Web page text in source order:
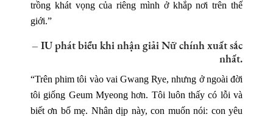
trồng khát vọng của riêng mình ở khắp nơi trên thế
giới.”
– IU phát biểu khi nhận giải Nữ chính xuất sắc
nhất.
“Trên phim tôi vào vai Gwang Rye, nhưng ở ngoài đời
tôi giống Geum Myeong hơn. Tôi luôn thấy có lỗi và
biết ơn bố mẹ. Nhân dịp này, con muốn nói: con yêu